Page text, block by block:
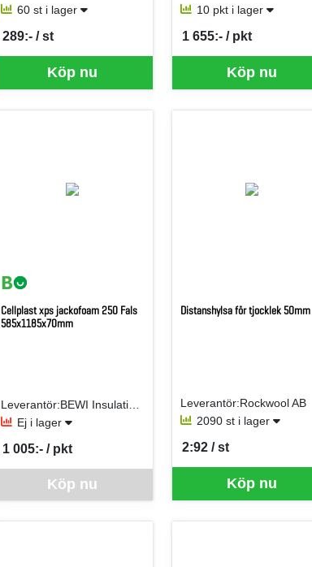
60 st i lager
Köp nu
289:- / st
SEK per ST
10 pkt i lager
Köp nu
1 655:- / pkt
SEK per PKT
Cellplast xps jackofoam 250 Fals
585x1185x70mm
Ej i lager
Köp nu
1 005:- / pkt
SEK per PKT
Distanshylsa för tjocklek 50mm
Leverantör:Rockwool AB
2090 st i lager
Köp nu
2:92 / st
SEK per ST